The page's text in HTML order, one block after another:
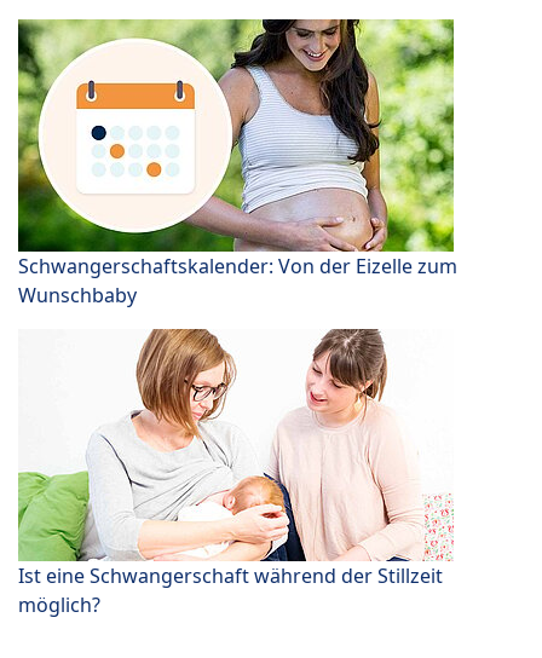
Schwangerschaftskalender: Von der Eizelle zum
Wunschbaby
Ist eine Schwangerschaft während der Stillzeit
möglich?